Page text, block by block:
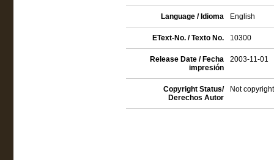
Language / Idioma English
EText-No. / Texto No. 10300
Release Date / Fecha
impresión
2003-11-01
Copyright Status/
Derechos Autor
Not